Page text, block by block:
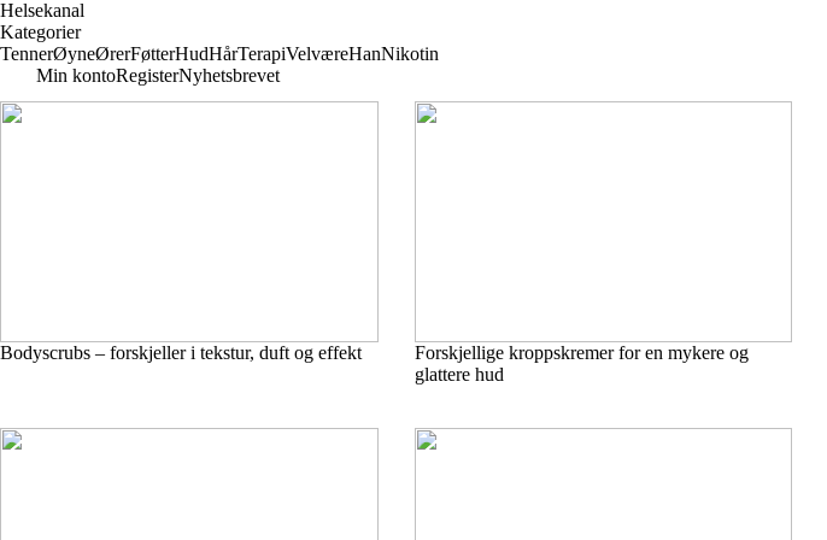
Helsekanal
Kategorier
TennerØyneØrerFøtterHudHårTerapiVelværeHanNikotin
Min kontoRegisterNyhetsbrevet
Bodyscrubs – forskjeller i tekstur, duft og effekt
Forskjellige kroppskremer for en mykere og
glattere hud